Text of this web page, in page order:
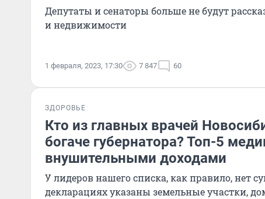
Депутаты и сенаторы больше не будут
и недвижимости
1 февраля, 2023, 17:30 7 847 60
ЗДОРОВЬЕ
Кто из главных врачей
богаче губернатора? Топ-5
внушительными доходами
У лидеров нашего списка, как правило, нет
декларациях указаны земельные участки,